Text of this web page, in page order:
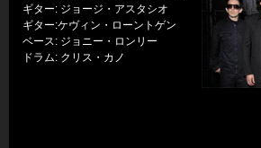
ギター: ジョージ・アスタシオ
ギター:ケヴィン・ローントゲン
ベース: ジョニー・ロンリー
ドラム: クリス・カノ